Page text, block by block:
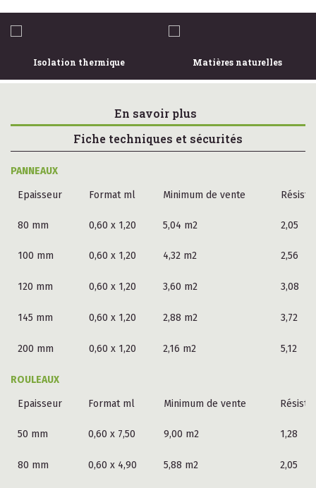
Isolation thermique Matières naturelles
En savoir plus
Fiche techniques et sécurités
PANNEAUX
Epaisseur
Format ml Minimum de vente
80 mm 0,60 x 1,20 5,04 m2 2,05
100 mm 0,60 x 1,20 4,32 m2 2,56
120 mm 0,60 x 1,20 3,60 m2 3,08
145 mm 0,60 x 1,20 2,88 m2 3,72
200 mm 0,60 x 1,20 2,16 m2 5,12
ROULEAUX
Epaisseur
Format ml Minimum de vente
50 mm 0,60 x 7,50 9,00 m2 1,28
80 mm 0,60 x 4,90 5,88 m2 2,05